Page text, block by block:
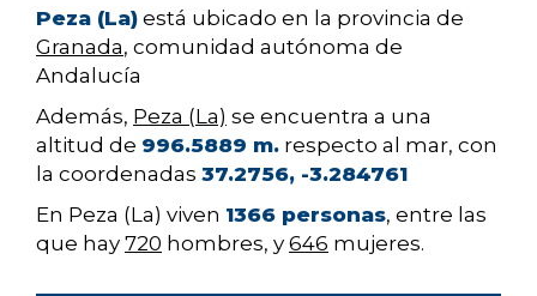
Peza (La) está ubicado en la provincia de
Granada, comunidad autónoma de
Andalucía
Además, Peza (La) se encuentra a una
altitud de 996.5889 m. respecto al mar, con
la coordenadas 37.2756, -3.284761
En Peza (La) viven 1366 personas, entre las
que hay 720 hombres, y 646 mujeres.